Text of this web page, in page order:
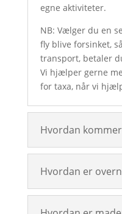
egne aktiviteter.
NB: Vælger du en
fly blive forsinket,
transport, betaler
Vi hjælper gerne
for taxa, når vi
Hvordan
Hvordan er